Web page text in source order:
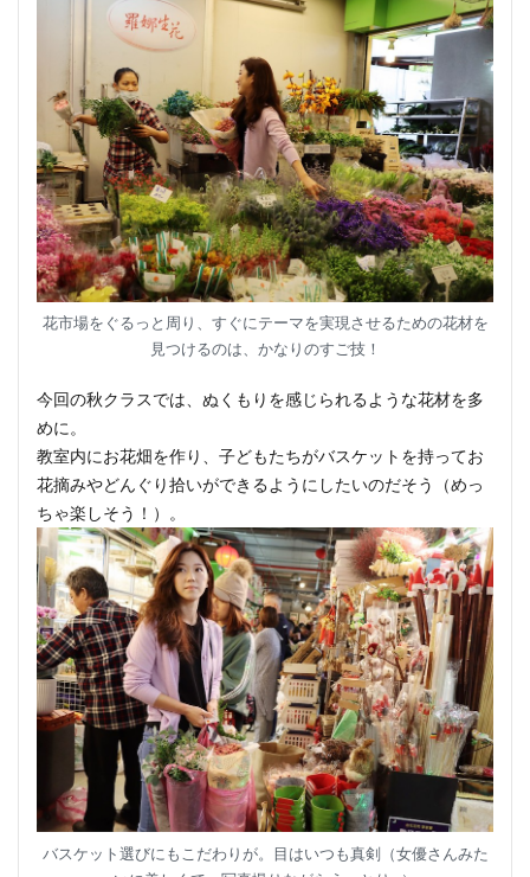
花市場をぐるっと周り、すぐにテーマを実現させるための花材を
見つけるのは、かなりのすご技！
今回の秋クラスでは、ぬくもりを感じられるような花材を多
めに。
教室内にお花畑を作り、子どもたちがバスケットを持ってお
花摘みやどんぐり拾いができるようにしたいのだそう（めっ
ちゃ楽しそう！）。
バスケット選びにもこだわりが。目はいつも真剣（女優さんみた